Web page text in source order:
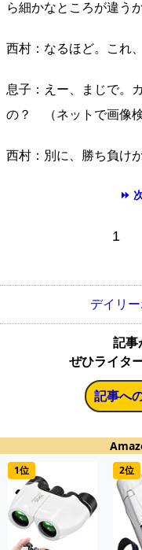
ら細かなところが違うか
西村：なるほど。これ
息子：えー、まじで。
の？ （ネットで画像
西村：別に、勝ち負け
⏩
1
デイリ
記事
ぜひライタ
記事へ
1位 2位